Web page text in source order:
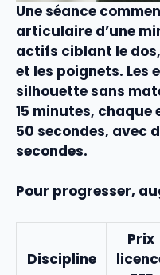
Une séance
articulaire d’une
actifs ciblant le
et les poignets. Les
silhouette sans
15 minutes, chaque
50 secondes, avec
secondes.
Pour progresser,
Discipline
Prix